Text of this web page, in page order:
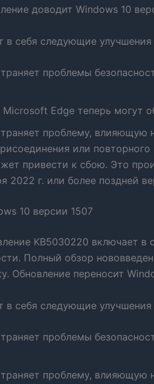
доводит Windows 10
в себя следующие
проблемы
Edge теперь могут
проблему, влияющую
или
привести к сбою. Это
2022 г. или более поздней
10 версии 1507
KB5030220 включает
Полный обзор
Обновление переносит
в себя следующие
проблемы
проблему, влияющую